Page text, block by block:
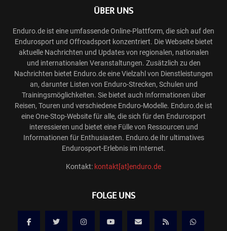
ÜBER UNS
Enduro.de ist eine umfassende Online-Plattform, die sich auf den
Endurosport und Offroadsport konzentriert. Die Webseite bietet
aktuelle Nachrichten und Updates von regionalen, nationalen
und internationalen Veranstaltungen. Zusätzlich zu den
Nachrichten bietet Enduro.de eine Vielzahl von Dienstleistungen
an, darunter Listen von Enduro-Strecken, Schulen und
Trainingsmöglichkeiten. Sie bietet auch Informationen über
Reisen, Touren und verschiedene Enduro-Modelle. Enduro.de ist
eine One-Stop-Website für alle, die sich für den Endurosport
interessieren und bietet eine Fülle von Ressourcen und
Informationen für Enthusiasten. Enduro.de Ihr ultimatives
Endurosport-Erlebnis im Internet.
Kontakt: kontakt[at]enduro.de
FOLGE UNS